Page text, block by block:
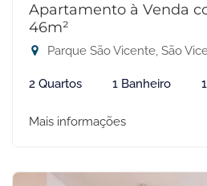
Apartamento à Venda
46m²
Parque São Vicente, São
2 Quartos 1 Banheiro
Mais informações